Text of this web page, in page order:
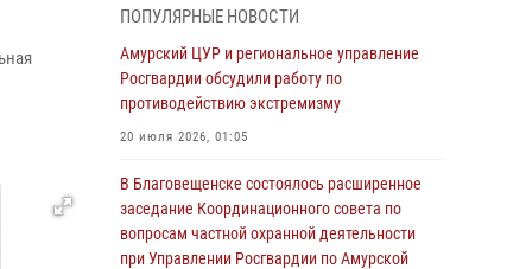
Более 2,5 миллионов рублей выплачено
амурчанам за оружие сданное на возмездной
основе
28 июля 2026, 02:00
Итоги работы строевых подразделений
вневедомственной охраны Росгвардии
Амурской области в период с 20 по 26 июля
2026 года
ПОПУЛЯРНЫЕ НОВОСТИ
Амурский ЦУР и региональное управление
Росгвардии обсудили работу по
противодействию экстремизму
20 июля 2026, 01:05
В Благовещенске состоялось расширенное
заседание Координационного совета по
вопросам частной охранной деятельности
при Управлении Росгвардии по Амурской